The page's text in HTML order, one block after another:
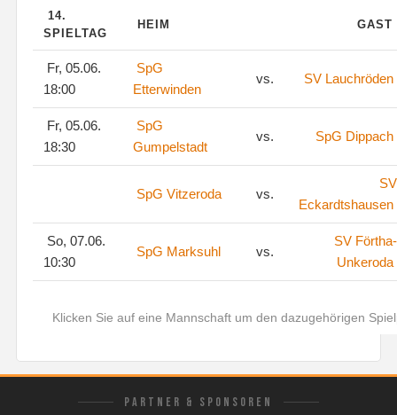
14.
SPIELTAG
HEIM GAST
Fr, 05.06.
18:00
SpG
Etterwinden
vs. SV Lauchröden
Fr, 05.06.
18:30
SpG
Gumpelstadt
vs. SpG Dippach
SpG Vitzeroda vs.
SV
Eckardtshausen
So, 07.06.
10:30
SpG Marksuhl vs.
SV Förtha-
Unkeroda
Klicken Sie auf eine Mannschaft um den dazugehörigen
PARTNER & SPONSOREN